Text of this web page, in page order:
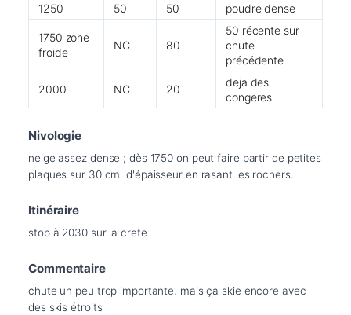
1250 50 50 poudre dense
1750 zone
froide
NC 80
50 récente sur
chute
précédente
2000 NC 20
deja des
congeres
Nivologie
neige assez dense ; dès 1750 on peut faire partir de petites
plaques sur 30 cm  d'épaisseur en rasant les rochers.
Itinéraire
stop à 2030 sur la crete
Commentaire
chute un peu trop importante, mais ça skie encore avec
des skis étroits